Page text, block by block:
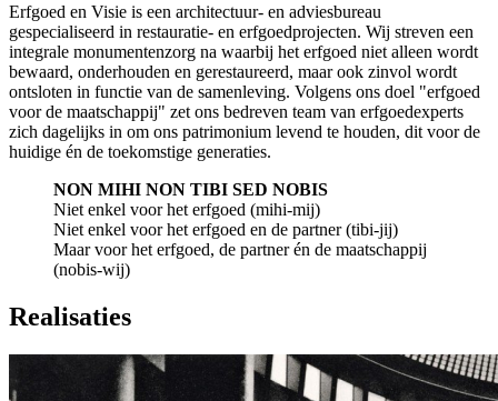
Erfgoed en Visie is een architectuur- en adviesbureau
gespecialiseerd in restauratie- en erfgoedprojecten. Wij streven een
integrale monumentenzorg na waarbij het erfgoed niet alleen wordt
bewaard, onderhouden en gerestaureerd, maar ook zinvol wordt
ontsloten in functie van de samenleving. Volgens ons doel "erfgoed
voor de maatschappij" zet ons bedreven team van erfgoedexperts
zich dagelijks in om ons patrimonium levend te houden, dit voor de
huidige én de toekomstige generaties.
NON MIHI NON TIBI SED NOBIS
Niet enkel voor het erfgoed (mihi-mij)
Niet enkel voor het erfgoed en de partner (tibi-jij)
Maar voor het erfgoed, de partner én de maatschappij
(nobis-wij)
Realisaties